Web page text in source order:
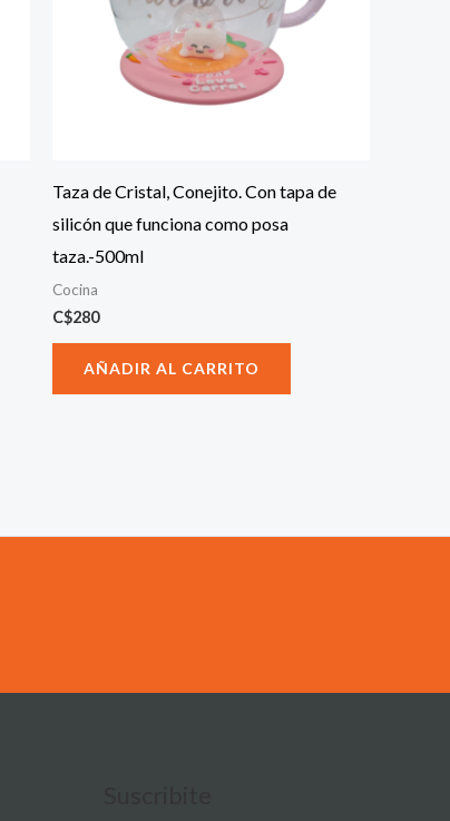
Taza de Cristal, Conejito. Con tapa de
silicón que funciona como posa
taza.-500ml
Cocina
C$280
AÑADIR AL CARRITO